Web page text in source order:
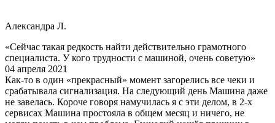
Александра Л.
«Сейчас такая редкость найти действительно грамотного
специалиста. У кого трудности с машиной, очень советую»
04 апреля 2021
Как-то в один «прекрасный» момент загорелись все чеки и
срабатывала сигнализация. На следующий день Машина даже
не завелась. Короче говоря намучилась я с эти делом, в 2-х
сервисах Машина простояла в общем месяц и ничего, не